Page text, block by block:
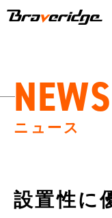
NEWS
ニュース
設置性に